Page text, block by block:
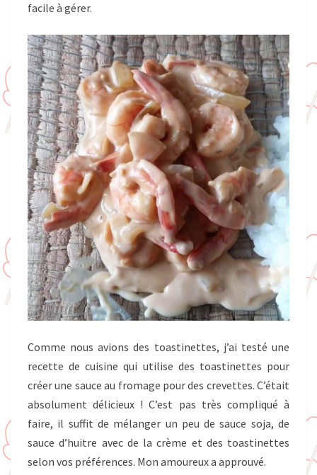
facile à gérer.
Comme nous avions des toastinettes, j’ai testé une
recette de cuisine qui utilise des toastinettes pour
créer une sauce au fromage pour des crevettes. C’était
absolument délicieux ! C’est pas très compliqué à
faire, il suffit de mélanger un peu de sauce soja, de
sauce d’huitre avec de la crème et des toastinettes
selon vos préférences. Mon amoureux a approuvé.